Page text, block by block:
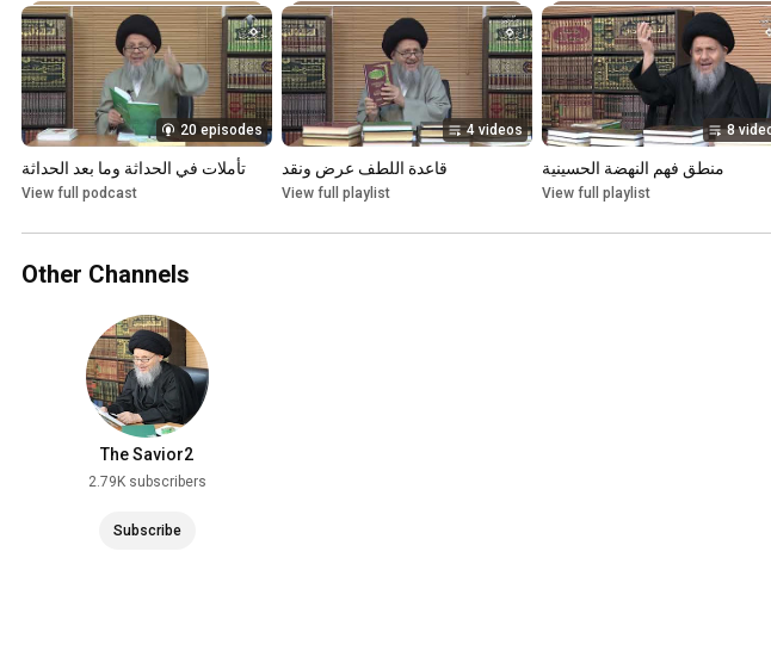
20 episodes
تأملات في الحداثة وما بعد الحداثة
View full podcast
4 videos
قاعدة اللطف عرض ونقد
View full playlist
8
منطق فهم النهضة الحسينية
View full playlist
Other Channels
The Savior2
2.79K subscribers
Subscribe